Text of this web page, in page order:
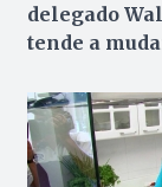
delegado
tende a